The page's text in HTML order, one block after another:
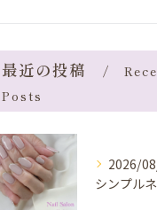
最近の投稿
Posts
2026/
シンプル